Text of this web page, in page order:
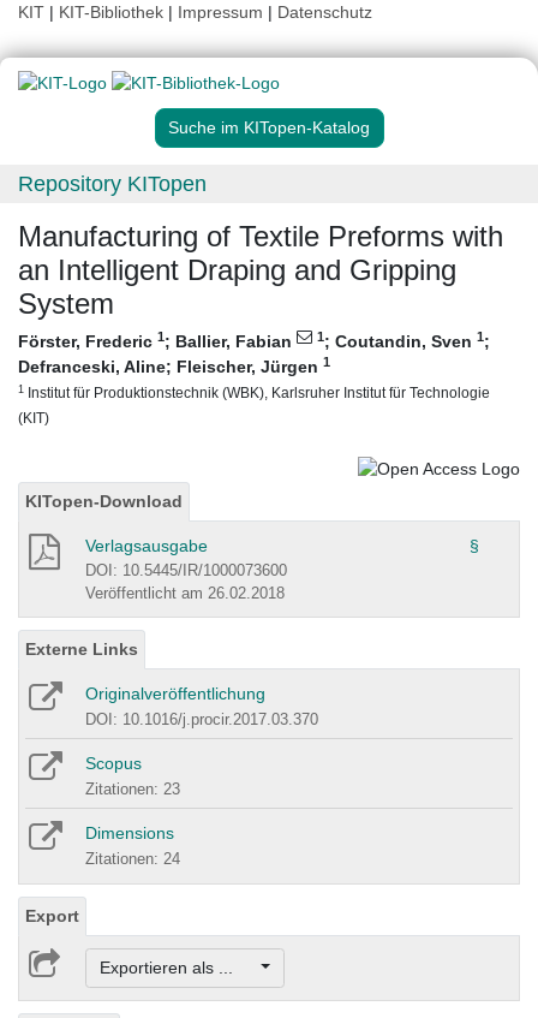
KIT | KIT-Bibliothek | Impressum | Datenschutz
Suche im KITopen-Katalog
Repository KITopen
Manufacturing of Textile Preforms with
an Intelligent Draping and Gripping
System
Förster, Frederic 1; Ballier, Fabian 1; Coutandin, Sven 1;
Defranceski, Aline; Fleischer, Jürgen 1
1 Institut für Produktionstechnik (WBK), Karlsruher Institut für Technologie
(KIT)
KITopen-Download
Verlagsausgabe §
DOI: 10.5445/IR/1000073600
Veröffentlicht am 26.02.2018
Externe Links
Originalveröffentlichung
DOI: 10.1016/j.procir.2017.03.370
Scopus
Zitationen: 23
Dimensions
Zitationen: 24
Export
Exportieren als ...